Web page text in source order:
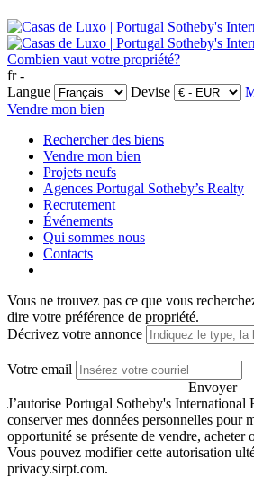
Combien vaut votre propriété?
fr -
Langue
Devise
Vendre mon bien
Rechercher des biens
Vendre mon bien
Projets neufs
Agences Portugal Sotheby’s Realty
Recrutement
Événements
Qui sommes nous
Contacts
Vous ne trouvez pas ce que vous
dire votre préférence de propriété.
Décrivez votre annonce
Votre email
Envoyer
J’autorise Portugal Sotheby's International
conserver mes données personnelles pour
opportunité se présente de vendre, acheter
Vous pouvez modifier cette autorisation
privacy.sirpt.com.